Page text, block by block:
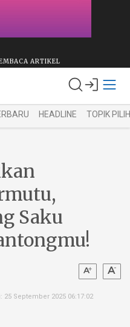
ARTIKEL
HEADLINE TOPIK
Saku
25 September 2025 06:17:02